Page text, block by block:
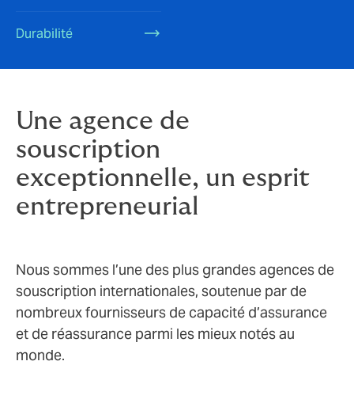
Durabilité
Une agence de
souscription
exceptionnelle, un esprit
entrepreneurial
Nous sommes l’une des plus grandes agences de
souscription internationales, soutenue par de
nombreux fournisseurs de capacité d’assurance
et de réassurance parmi les mieux notés au
monde.